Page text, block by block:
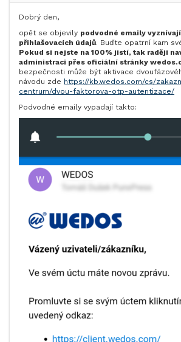
Dobrý den,
opět se objevily podvodné emaily
přihlašovacích údajů. Buďte opatrní kam
Pokud si nejste na 100% jistí, tak raději
administraci přes oficiální stránky
bezpečnosti může být aktivace
návodu zde https://kb.wedos.com/cs/
centrum/dvou-faktorova-otp-autentizace/
Podvodné emaily vypadají takto: